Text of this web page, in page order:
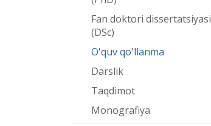
Fan doktori dissertatsiyasi
(DSc)
O'quv qo'llanma
Darslik
Taqdimot
Monografiya